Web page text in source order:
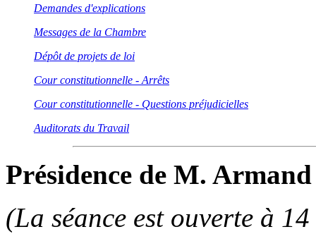
Demandes d'explications
Messages de la Chambre
Dépôt de projets de loi
Cour constitutionnelle - Arrêts
Cour constitutionnelle - Questions préjudicielles
Auditorats du Travail
Présidence de M.
(La séance est ouverte à